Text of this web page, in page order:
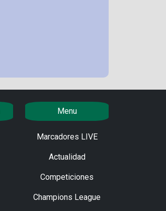
Menu
Marcadores LIVE
Actualidad
Competiciones
Champions League